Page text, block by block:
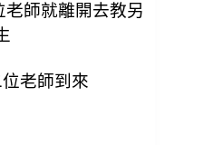
師就離開去教另
老師到來